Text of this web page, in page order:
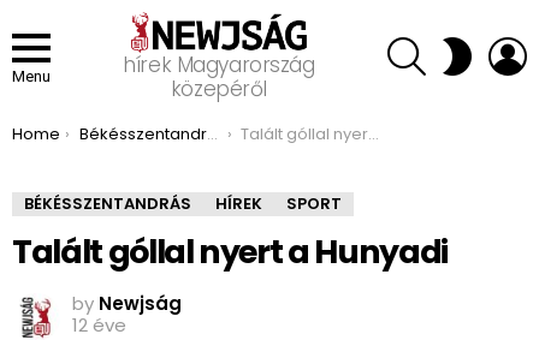
Menu
hírek Magyarország
közepéről
SEARCH SWITCH
SKIN
You are here:
Home Békésszentandrás Talált góllal nyert a Hunyadi
BÉKÉSSZENTANDRÁS HÍREK SPORT
Talált góllal nyert a Hunyadi
by Newjság
12 éve